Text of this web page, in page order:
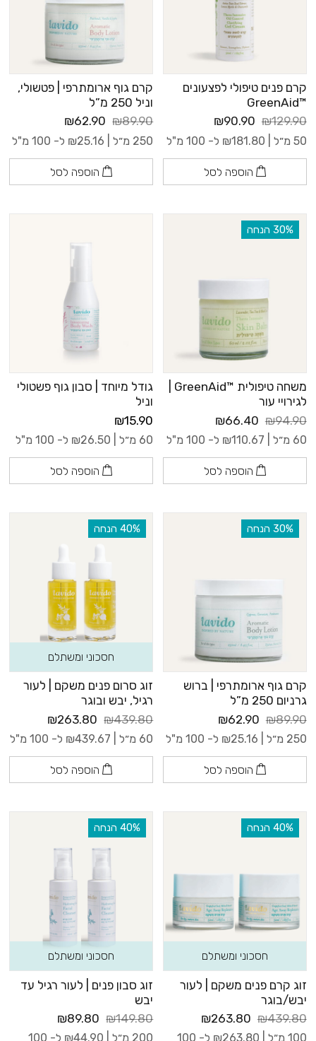
קרם פנים טיפולי לפצעונים
™GreenAid
₪129.90
₪90.90
50 מ״ל | ₪181.80 ל- 100 מ"ל
הוספה לסל
קרם גוף ארומתרפי | פטשולי,
וניל 250 מ”ל
₪89.90
₪62.90
250 מ״ל | ₪25.16 ל- 100 מ"ל
הוספה לסל
‫30% הנחה
לגירויי עור
₪94.90
₪66.40
60 מ״ל | ₪110.67 ל- 100 מ"ל
הוספה לסל
גודל מיוחד | סבון גוף פשטולי
וניל
₪15.90
60 מ״ל | ₪26.50 ל- 100 מ"ל
הוספה לסל
‫30% הנחה
קרם גוף ארומתרפי | ברוש
גרניום 250 מ”ל
₪89.90
₪62.90
250 מ״ל | ₪25.16 ל- 100 מ"ל
הוספה לסל
‫40% הנחה
חסכוני ומשתלם
זוג סרום פנים משקם | לעור
רגיל, יבש ובוגר
₪439.80
₪263.80
60 מ״ל | ₪439.67 ל- 100 מ"ל
הוספה לסל
‫40% הנחה
חסכוני ומשתלם
זוג קרם פנים משקם | לעור
יבש/בוגר
₪439.80
₪263.80
100 מ״ל | ₪263.80 ל- 100
‫40% הנחה
חסכוני ומשתלם
זוג סבון פנים | לעור רגיל עד
יבש
₪149.80
₪89.80
200 מ״ל | ₪44.90 ל- 100